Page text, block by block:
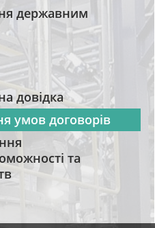
державним
довідка
умов договорів
та